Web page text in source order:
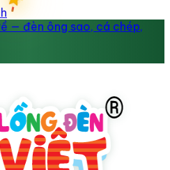
— đèn ông sao, cá chép,